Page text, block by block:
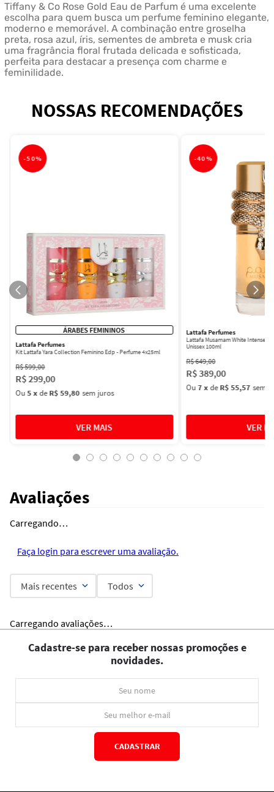
Tiffany & Co Rose Gold Eau de Parfum é uma excelente
escolha para quem busca um perfume feminino elegante,
moderno e memorável. A combinação entre groselha
preta, rosa azul, íris, sementes de ambreta e musk cria
uma fragrância floral frutada delicada e sofisticada,
perfeita para destacar a presença com charme e
feminilidade.
NOSSAS RECOMENDAÇÕES
-50%
ÁRABES FEMININOS
Lattafa Perfumes
Kit Lattafa Yara Collection Feminino Edp - Perfume 4x25ml
R$599,00
R$299,00
Ou5 xdeR$ 59,80 sem juros
-40%
Lattafa Perfumes
Lattafa Musamam White Intense
Unissex 100ml
R$649,00
R$389,00
Ou7xdeR$ 55,57 sem
Avaliações
Carregando…
Faça login para escrever uma avaliação.
Mais recentes Todos
Carregando avaliações…
Cadastre-se para receber nossas promoções e
novidades.
CADASTRAR